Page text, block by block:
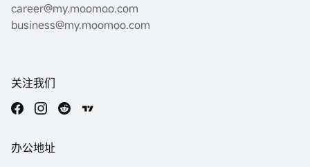
career@my.moomoo.com
business@my.moomoo.com
关注我们
办公地址